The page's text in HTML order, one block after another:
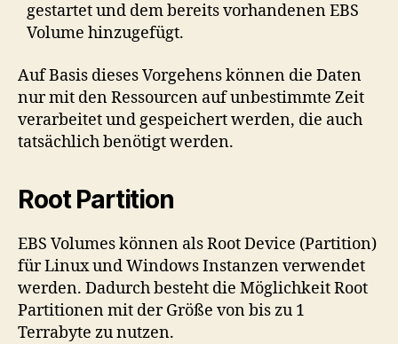
gestartet und dem bereits vorhandenen EBS
Volume hinzugefügt.
Auf Basis dieses Vorgehens können die Daten
nur mit den Ressourcen auf unbestimmte Zeit
verarbeitet und gespeichert werden, die auch
tatsächlich benötigt werden.
Root Partition
EBS Volumes können als Root Device (Partition)
für Linux und Windows Instanzen verwendet
werden. Dadurch besteht die Möglichkeit Root
Partitionen mit der Größe von bis zu 1
Terrabyte zu nutzen.